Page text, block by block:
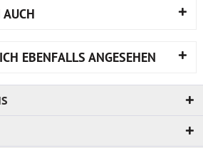
EBENFALLS ANGESEHEN